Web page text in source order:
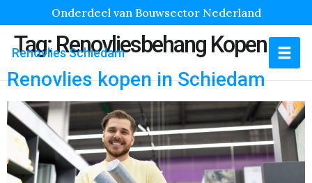
Onderdeel van Bouwsector Nederland
Renovlies Schiedam
Tag:Renovliesbehang Kopen
Renovlies kopen in Schiedam